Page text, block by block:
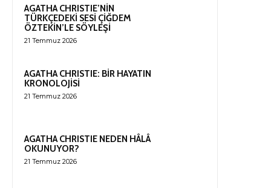
AGATHA CHRISTIE’NİN
TÜRKÇEDEKİ SESİ ÇİĞDEM
ÖZTEKİN’LE SÖYLEŞİ
21 Temmuz 2026
AGATHA CHRISTIE: BİR HAYATIN
KRONOLOJİSİ
21 Temmuz 2026
AGATHA CHRISTIE NEDEN HÂLÂ
OKUNUYOR?
21 Temmuz 2026